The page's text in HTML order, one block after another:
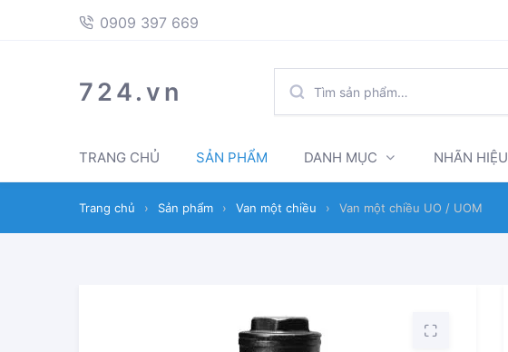
Skip
Skip
669
0909 397 669
724.vn
KIẾM:
TRANG CHỦ SẢN PHẨM DANH MỤC NHÃN HIỆU
Trang chủ › Sản phẩm › Van một chiều › Van một chiều UO / UOM